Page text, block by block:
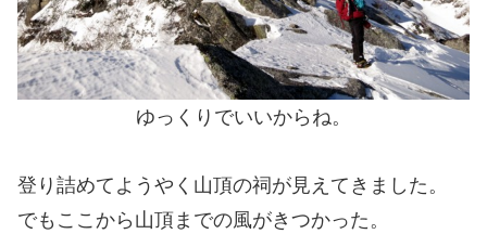
ゆっくりでいいからね。
登り詰めてようやく山頂の祠が見えてきました。
でもここから山頂までの風がきつかった。